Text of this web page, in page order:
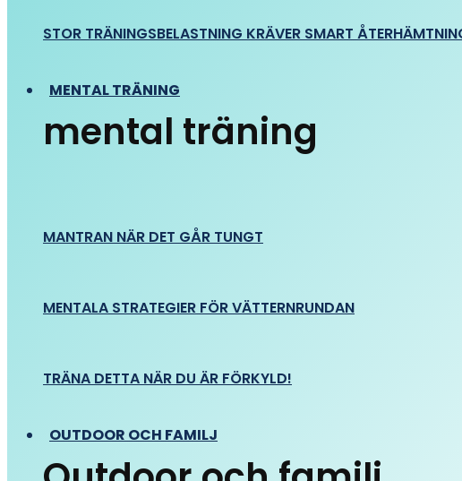
STOR TRÄNINGSBELASTNING KRÄVER SMART
MENTAL TRÄNING
mental träning
MANTRAN NÄR DET GÅR TUNGT
MENTALA STRATEGIER FÖR VÄTTERNRUNDAN
TRÄNA DETTA NÄR DU ÄR FÖRKYLD!
OUTDOOR OCH FAMILJ